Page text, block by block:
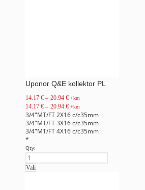
Uponor Q&E kollektor PL
14.17€ – 20.94 € +km
14.17€ – 20.94 € +km
3/4"MT/FT 2X16 c/c35mm
3/4"MT/FT 3X16 c/c35mm
3/4"MT/FT 4X16 c/c35mm
*
Qty:
Vali